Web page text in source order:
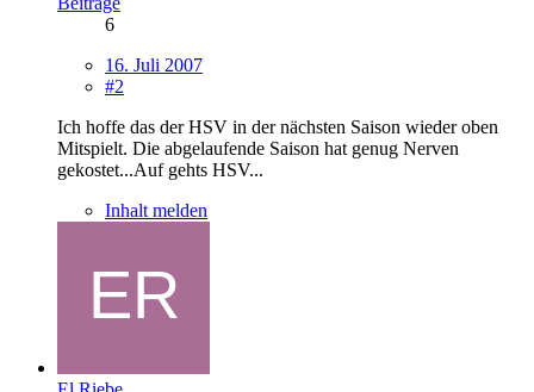
6
16. Juli 2007
#2
Ich hoffe das der HSV in der nächsten Saison wieder oben
Mitspielt. Die abgelaufende Saison hat genug Nerven
gekostet...Auf gehts HSV...
Inhalt melden